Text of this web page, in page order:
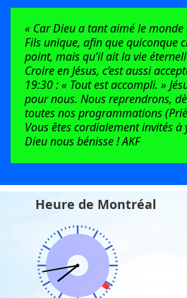
« Car Dieu a tant aimé le monde
Fils unique, afin que quiconque
point, mais qu’il ait la vie
Croire en Jésus, c’est aussi
19:30 : « Tout est accompli. »
pour nous. Nous reprendrons,
toutes nos programmations
Vous êtes cordialement invités à
Dieu nous bénisse ! AKF
Heure de Montréal